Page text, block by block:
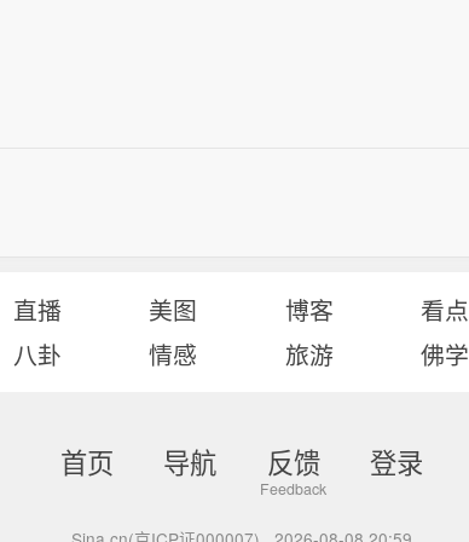
直播 美图 博客 看点
八卦 情感 旅游 佛学
首页 导航 反馈 登录